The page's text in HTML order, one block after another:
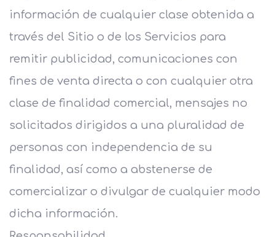
información de cualquier clase obtenida a
través del Sitio o de los Servicios para
remitir publicidad, comunicaciones con
fines de venta directa o con cualquier otra
clase de finalidad comercial, mensajes no
solicitados dirigidos a una pluralidad de
personas con independencia de su
finalidad, así como a abstenerse de
comercializar o divulgar de cualquier modo
dicha información.